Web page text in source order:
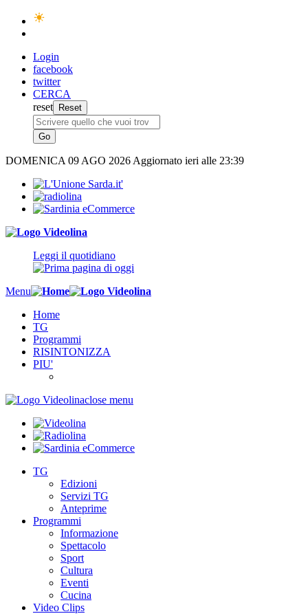
Login
facebook
twitter
CERCA
reset
DOMENICA 09 AGO 2026 Aggiornato ieri alle 23:39
Leggi il quotidiano
Menu
Home
TG
Programmi
RISINTONIZZA
PIU'
close menu
TG
Edizioni
Servizi TG
Anteprime
Programmi
Informazione
Spettacolo
Sport
Cultura
Eventi
Cucina
Video Clips